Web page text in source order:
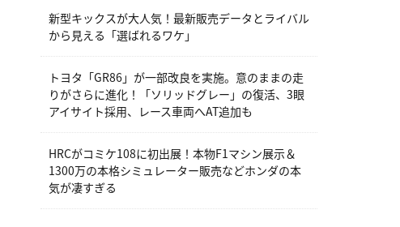
新型キックスが大人気！最新販売データとライバル
から見える「選ばれるワケ」
トヨタ「GR86」が一部改良を実施。意のままの走
りがさらに進化！「ソリッドグレー」の復活、3眼
アイサイト採用、レース車両へAT追加も
HRCがコミケ108に初出展！本物F1マシン展示＆
1300万の本格シミュレーター販売などホンダの本
気が凄すぎる